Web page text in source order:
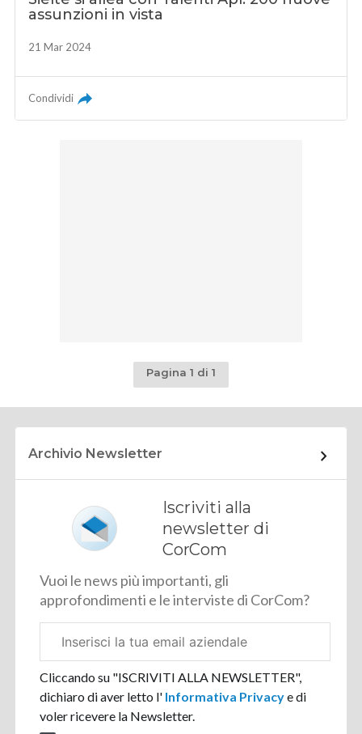
assunzioni in vista
21 Mar 2024
Condividi
Pagina 1 di 1
Archivio Newsletter
Iscriviti alla
newsletter di
CorCom
Vuoi le news più importanti, gli
approfondimenti e le interviste di CorCom?
aziendale
Cliccando su "ISCRIVITI ALLA NEWSLETTER",
dichiaro di aver letto l' Informativa Privacye di
voler ricevere la Newsletter.